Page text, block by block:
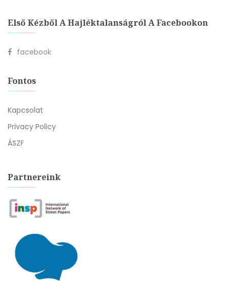
Első Kézből A Hajléktalanságról A Facebookon
facebook
Fontos
Kapcsolat
Privacy Policy
ÁSZF
Partnereink